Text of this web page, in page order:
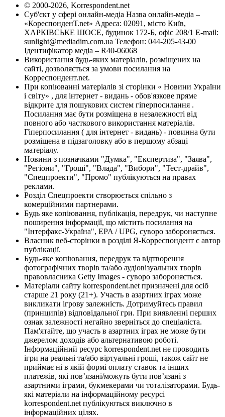
© 2000-2026, Korrespondent.net
Суб'єкт у сфері онлайн-медіа Назва онлайн-медіа –
«КореспонденТ.net» Адреса: 02091, місто Київ,
ХАРКІВСЬКЕ ШОСЕ, будинок 172-Б, офіс 208/1 E-mail:
sunlight@mediadim.com.ua Телефон: 044-205-43-00
Ідентифікатор медіа – R40-06068
Використання будь-яких матеріалів, розміщених на
сайті, дозволяється за умови посилання на
Корреспондент.net.
При копіюванні матеріалів зі сторінки « Новини України
і світу» , для інтернет - видань - обов'язкове пряме
відкрите для пошукових систем гіперпосилання .
Посилання має бути розміщена в незалежності від
повного або часткового використання матеріалів.
Гіперпосилання ( для інтернет - видань) - повинна бути
розміщена в підзаголовку або в першому абзаці
матеріалу.
Новини з позначками "Думка", "Експертиза", "Заява",
"Регіони", "Гроші", "Влада", "Вибори", "Тест-драйв",
"Спецпроекти", "Промо" публікуються на правах
реклами.
Розділ Спецпроекти створюється спільно з
комерційними партнерами.
Будь яке копіювання, публікація, передрук, чи наступне
поширення інформації, що містить посилання на
"Інтерфакс-Україна", EPA / UPG, суворо забороняється.
Власник веб-сторінки в розділі Я-Корреспондент є автор
публікації.
Будь-яке копіювання, передрук та відтворення
фотографічних творів та/або аудіовізуальних творів
правовласника Getty Images - суворо забороняється.
Матеріали сайту korrespondent.net призначені для осіб
старше 21 року (21+). Участь в азартних іграх може
викликати ігрову залежність. Дотримуйтесь правил
(принципів) відповідальної гри. При виявленні перших
ознак залежності негайно зверніться до спеціаліста.
Пам'ятайте, що участь в азартних іграх не може бути
джерелом доходів або альтернативою роботі.
Інформаційний ресурс korrespondent.net не проводить
ігри на реальні та/або віртуальні гроші, також сайт не
приймає ні в якій формі оплату ставок та інших
платежів, які пов’язані/можуть бути пов’язані з
азартними іграми, букмекерами чи тоталізаторами. Будь-
які матеріали на інформаційному ресурсі
korrespondent.net публікуються виключно в
інформаційних цілях.